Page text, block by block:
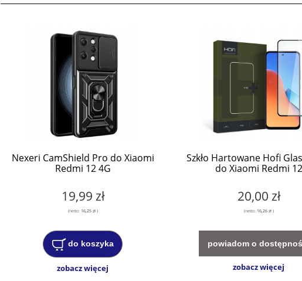
Nexeri CamShield Pro do Xiaomi
Redmi 12 4G
19,99 zł
(netto: 16,25 zł)
do koszyka
zobacz więcej
Szkło Hartowane Hofi
do Xiaomi Redmi 12
20,00 zł
(netto: 16,26 zł)
powiadom o
zobacz więcej